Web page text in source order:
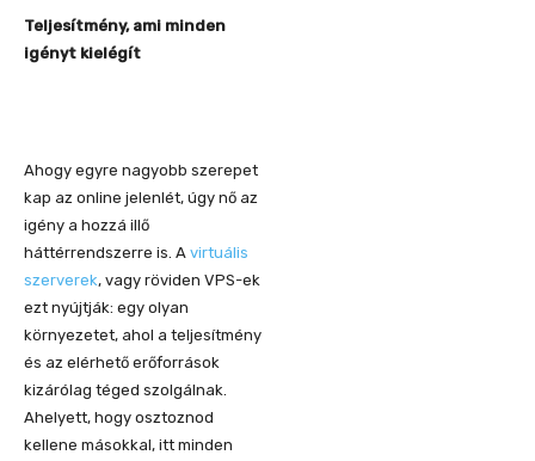
Teljesítmény, ami minden
igényt kielégít
Ahogy egyre nagyobb szerepet
kap az online jelenlét, úgy nő az
igény a hozzá illő
háttérrendszerre is. A virtuális
szerverek, vagy röviden VPS-ek
ezt nyújtják: egy olyan
környezetet, ahol a teljesítmény
és az elérhető erőforrások
kizárólag téged szolgálnak.
Ahelyett, hogy osztoznod
kellene másokkal, itt minden